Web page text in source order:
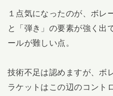
１点気になったのが、ボレ
と「弾き」の要素が強く出
ールが難しい点。
技術不足は認めますが、ボ
ラケットはこの辺のコント